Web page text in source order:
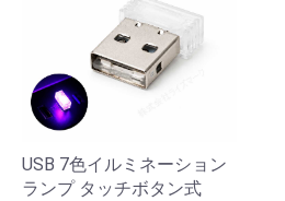
USB 7色イルミネーション
ランプ タッチボタン式